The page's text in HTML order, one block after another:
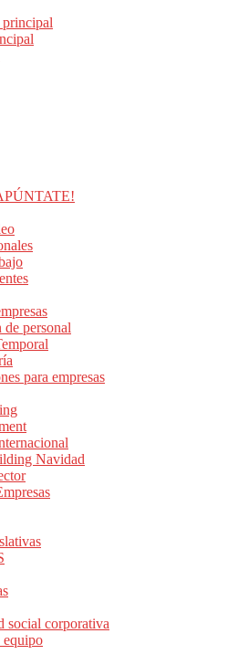
principal
de personal
para empresas
Navidad
social corporativa
equipo